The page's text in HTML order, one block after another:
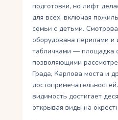
подготовки, но лифт
для всех, включая
семьи с детьми.
оборудована перилами
табличками — площадка
позволяющими
Града, Карлова моста и
видимость достигает
открывая виды на